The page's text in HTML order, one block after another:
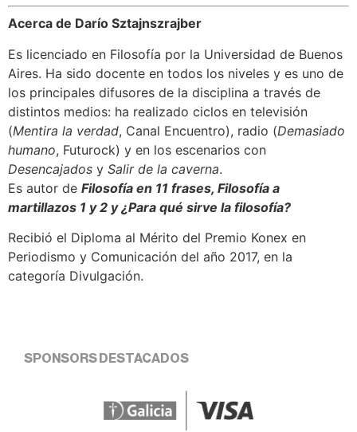
Acerca de Darío Sztajnszrajber
Es licenciado en Filosofía por la Universidad de Buenos
Aires. Ha sido docente en todos los niveles y es uno de
los principales difusores de la disciplina a través de
distintos medios: ha realizado ciclos en televisión
(Mentira la verdad, Canal Encuentro), radio (Demasiado
humano, Futurock) y en los escenarios con
Desencajados y Salir de la caverna.
Es autor de Filosofía en 11 frases, Filosofía a
martillazos 1 y 2 y ¿Para qué sirve la filosofía?
Recibió el Diploma al Mérito del Premio Konex en
Periodismo y Comunicación del año 2017, en la
categoría Divulgación.
SPONSORS DESTACADOS